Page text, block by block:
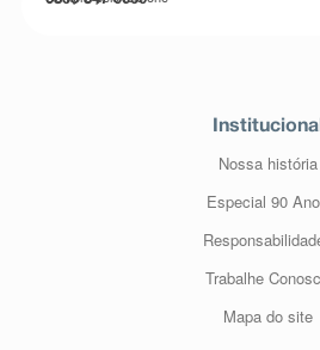
Institucional
Nossa história
Especial 90
Trabalhe
Mapa do site